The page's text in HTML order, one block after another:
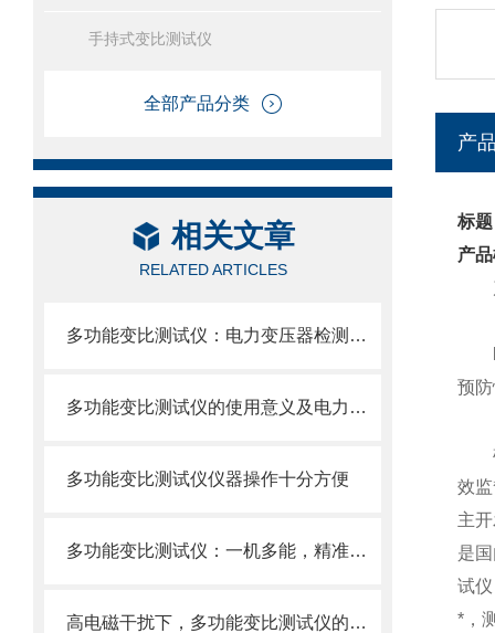
手持式变比测试仪
全部产品分类
相关文章
RELATED ARTICLES
多功能变比测试仪：电力变压器检测的智能化利器
多功能变比测试仪的使用意义及电力价值
多功能变比测试仪仪器操作十分方便
多功能变比测试仪：一机多能，精准又便捷
高电磁干扰下，多功能变比测试仪的挑战与对策
产
标
产
产
预
根
效
主
是
试
*，